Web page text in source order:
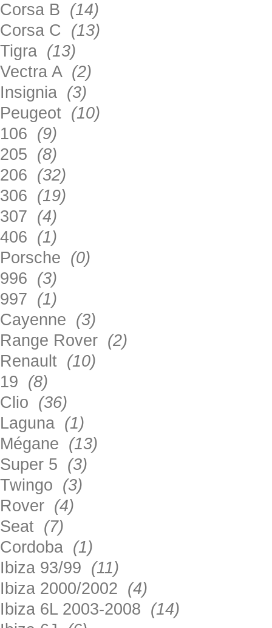
Corsa B (14)
Corsa C (13)
Tigra (13)
Vectra A (2)
Insignia (3)
Peugeot (10)
106 (9)
205 (8)
206 (32)
306 (19)
307 (4)
406 (1)
Porsche (0)
996 (3)
997 (1)
Cayenne (3)
Range Rover (2)
Renault (10)
19 (8)
Clio (36)
Laguna (1)
Mégane (13)
Super 5 (3)
Twingo (3)
Rover (4)
Seat (7)
Cordoba (1)
Ibiza 93/99 (11)
Ibiza 2000/2002 (4)
Ibiza 6L 2003-2008 (14)